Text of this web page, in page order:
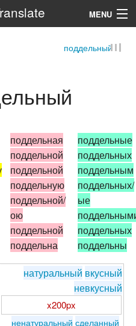
MENU
поддельный
поддельная
поддельной
поддельной
поддельную
поддельной/
ою
поддельной
поддельна
поддельные
поддельных
поддельным
поддельных/
ые
поддельных
поддельны
натуральный вкусный
невкусный
x200px
ненатуральный сделанный